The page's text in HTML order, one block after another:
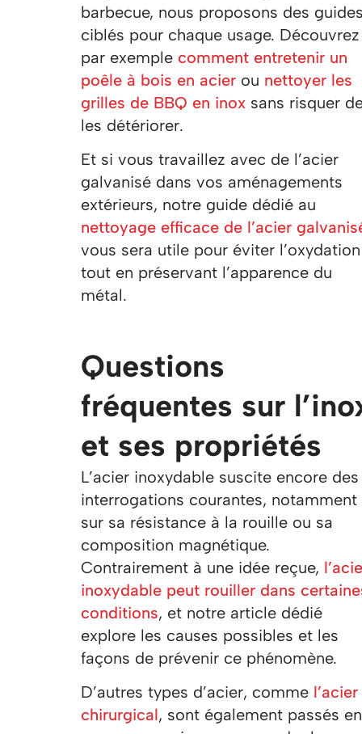
barbecue, nous proposons des
ciblés pour chaque usage. Découvrez
par exemple comment entretenir un
poêle à bois en acier ou nettoyer les
grilles de BBQ en inox sans risquer
les détériorer.
Et si vous travaillez avec de l’acier
galvanisé dans vos aménagements
extérieurs, notre guide dédié au
nettoyage efficace de l’acier
vous sera utile pour éviter l’oxydation
tout en préservant l’apparence du
métal.
Questions
fréquentes sur
et ses propriétés
L’acier inoxydable suscite encore des
interrogations courantes, notamment
sur sa résistance à la rouille ou sa
composition magnétique.
Contrairement à une idée reçue,
inoxydable peut rouiller dans
conditions, et notre article dédié
explore les causes possibles et les
façons de prévenir ce phénomène.
D’autres types d’acier, comme l’acier
chirurgical, sont également passés en